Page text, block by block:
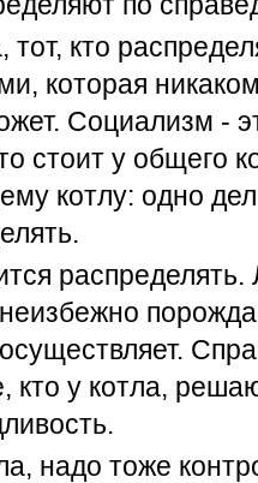
тот, кто
которая
Социализм -
стоит у общего
котлу: одно
кто у котла,
надо тоже